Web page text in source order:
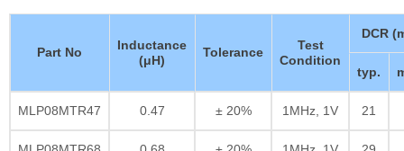
Part No
Inductance
(μH)
Tolerance
Test
Condition
DCR
typ.
MLP08MTR47 0.47 ± 20% 1MHz, 1V 21